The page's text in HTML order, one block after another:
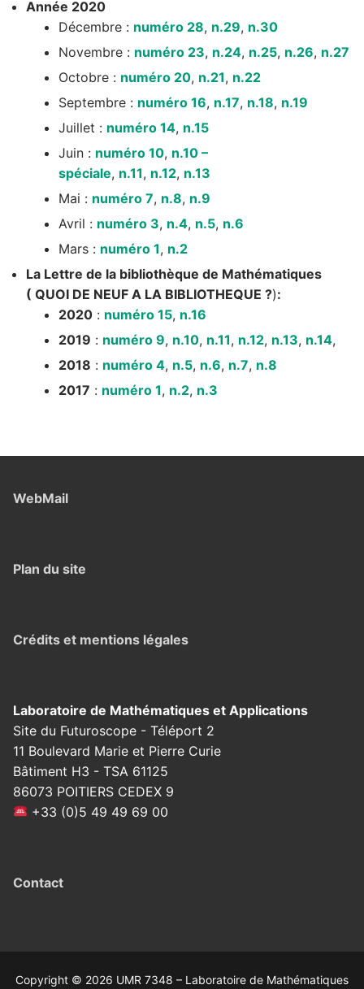
Année 2020
Décembre : numéro 28, n.29, n.30
Novembre : numéro 23, n.24, n.25, n.26, n.27
Octobre : numéro 20, n.21, n.22
Septembre : numéro 16, n.17, n.18, n.19
Juillet : numéro 14, n.15
Juin : numéro 10, n.10 –
spéciale, n.11, n.12, n.13
Mai : numéro 7, n.8, n.9
Avril : numéro 3, n.4, n.5, n.6
Mars : numéro 1, n.2
La Lettre de la bibliothèque de Mathématiques
( QUOI DE NEUF A LA BIBLIOTHEQUE ?):
2020 : numéro 15, n.16
2019 : numéro 9, n.10, n.11, n.12, n.13, n.14,
2018 : numéro 4, n.5, n.6, n.7, n.8
2017 : numéro 1, n.2, n.3
WebMail
Plan du site
Crédits et mentions légales
Laboratoire de Mathématiques et Applications
Site du Futuroscope - Téléport 2
11 Boulevard Marie et Pierre Curie
Bâtiment H3 - TSA 61125
86073 POITIERS CEDEX 9
+33 (0)5 49 49 69 00
Contact
Copyright © 2026 UMR 7348 – Laboratoire de Mathématiques